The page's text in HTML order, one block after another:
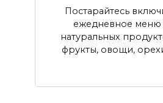
Постарайтесь
ежедневное
натуральных
фрукты, овощи,